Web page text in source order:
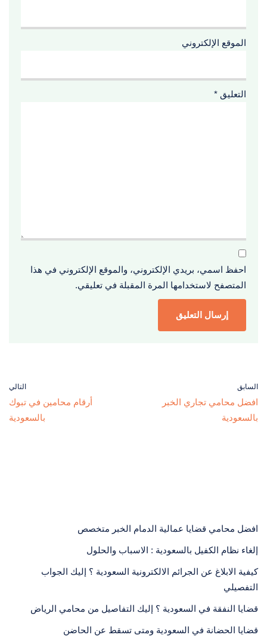
الموقع الإلكتروني
التعليق *
احفظ اسمي، بريدي الإلكتروني، والموقع الإلكتروني في هذا
المتصفح لاستخدامها المرة المقبلة في تعليقي.
السابق
افضل محامي تجاري الخبر
بالسعودية
التالي
أرقام محامين في تبوك
بالسعودية
افضل محامي قضايا عمالية الدمام الخبر متخصص
إلغاء نظام الكفيل بالسعودية : الاسباب والحلول
كيفية الابلاغ عن الجرائم الالكترونية السعودية ؟ إليك الجواب
التفصيلي
قضايا النفقة في السعودية ؟ إليك التفاصيل من محامي الرياض
قضايا الحضانة في السعودية ومتى تسقط عن الحاضن